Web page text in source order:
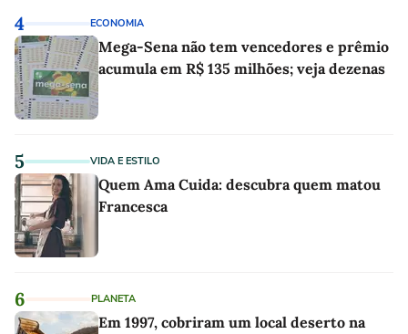
4 ECONOMIA
Mega-Sena não tem vencedores e prêmio
acumula em R$ 135 milhões; veja dezenas
5 VIDA E ESTILO
Quem Ama Cuida: descubra quem matou
Francesca
6 PLANETA
Em 1997, cobriram um local deserto na